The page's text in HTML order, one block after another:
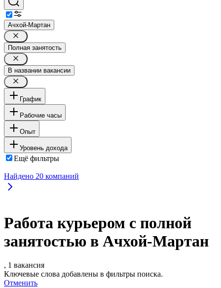
Ачхой-Мартан
Полная занятость
В названии вакансии
График
Рабочие часы
Опыт
Уровень дохода
Ещё фильтры
Найдено 20 компаний
Работа курьером с полной
занятостью в Ачхой-Мартан
, 1 вакансия
Ключевые слова добавлены в фильтры поиска.
Отменить